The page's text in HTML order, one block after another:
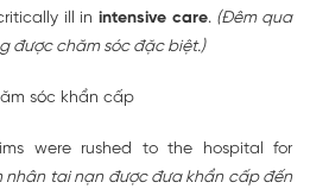
ill in intensive care. (Đêm qua
được chăm sóc đặc biệt.)
sóc khẩn cấp
were rushed to the hospital for
nhân tai nạn được đưa khẩn cấp đến